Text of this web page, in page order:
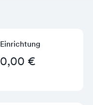
Einrichtung
0,00 €